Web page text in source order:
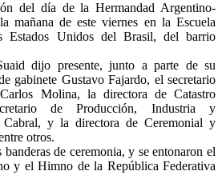
del día de la Hermandad Argentino-
mañana de este viernes en la Escuela
Estados Unidos del Brasil, del barrio
dijo presente, junto a parte de su
gabinete Gustavo Fajardo, el secretario
Molina, la directora de Catastro
de Producción, Industria y
Cabral, y la directora de Ceremonial y
otros.
de ceremonia, y se entonaron el
y el Himno de la República Federativa